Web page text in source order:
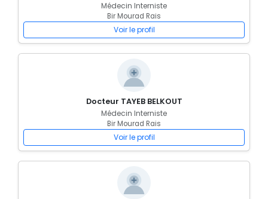
Médecin Interniste
Bir Mourad Rais
Voir le profil
Docteur TAYEB BELKOUT
Médecin Interniste
Bir Mourad Rais
Voir le profil